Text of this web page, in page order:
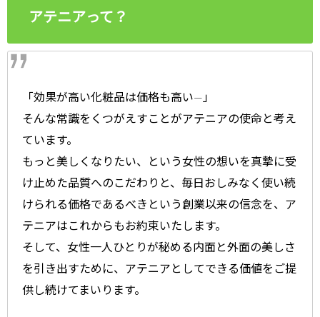
アテニアって？
「効果が高い化粧品は価格も高い―」
そんな常識をくつがえすことがアテニアの使命と考え
ています。
もっと美しくなりたい、という女性の想いを真摯に受
け止めた品質へのこだわりと、毎日おしみなく使い続
けられる価格であるべきという創業以来の信念を、ア
テニアはこれからもお約束いたします。
そして、女性一人ひとりが秘める内面と外面の美しさ
を引き出すために、アテニアとしてできる価値をご提
供し続けてまいります。